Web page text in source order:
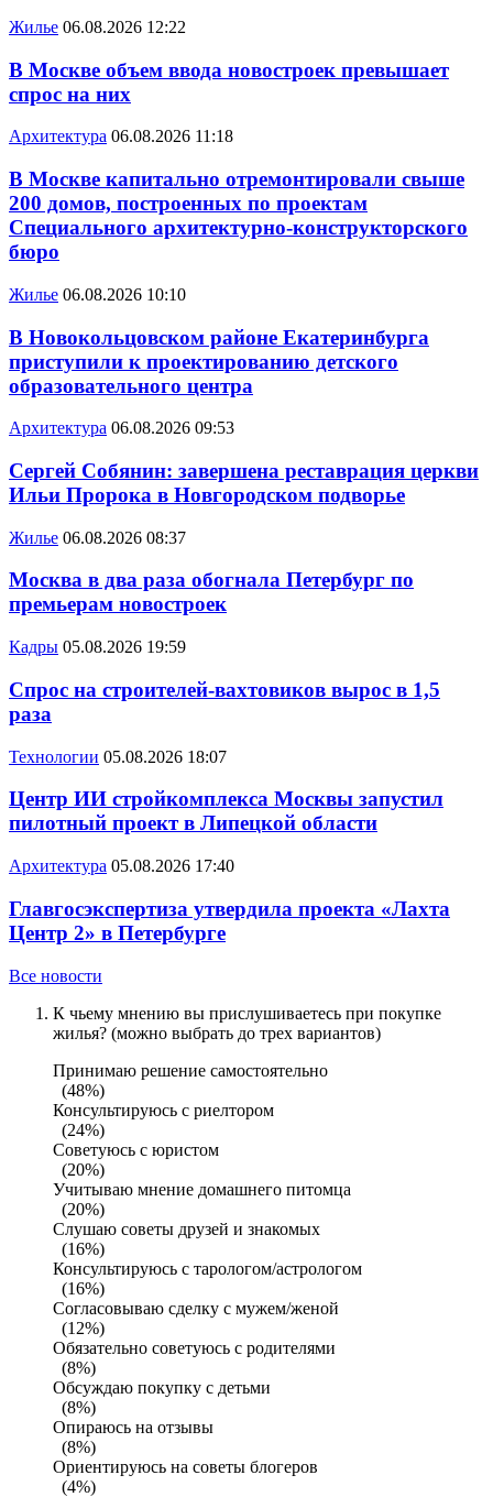
Жилье 06.08.2026 12:22
В Москве объем ввода новостроек превышает
спрос на них
Архитектура 06.08.2026 11:18
В Москве капитально отремонтировали свыше
200 домов, построенных по проектам
Специального архитектурно-конструкторского
бюро
Жилье 06.08.2026 10:10
В Новокольцовском районе Екатеринбурга
приступили к проектированию детского
образовательного центра
Архитектура 06.08.2026 09:53
Сергей Собянин: завершена реставрация церкви
Ильи Пророка в Новгородском подворье
Жилье 06.08.2026 08:37
Москва в два раза обогнала Петербург по
премьерам новостроек
Кадры 05.08.2026 19:59
Спрос на строителей-вахтовиков вырос в 1,5
раза
Технологии 05.08.2026 18:07
Центр ИИ стройкомплекса Москвы запустил
пилотный проект в Липецкой области
Архитектура 05.08.2026 17:40
Главгосэкспертиза утвердила проекта «Лахта
Центр 2» в Петербурге
Все новости
К чьему мнению вы прислушиваетесь при покупке
жилья? (можно выбрать до трех вариантов)
Принимаю решение самостоятельно
(48%)
Консультируюсь с риелтором
(24%)
Советуюсь с юристом
(20%)
Учитываю мнение домашнего питомца
(20%)
Слушаю советы друзей и знакомых
(16%)
Консультируюсь с тарологом/астрологом
(16%)
Согласовываю сделку с мужем/женой
(12%)
Обязательно советуюсь с родителями
(8%)
Обсуждаю покупку с детьми
(8%)
Опираюсь на отзывы
(8%)
Ориентируюсь на советы блогеров
(4%)